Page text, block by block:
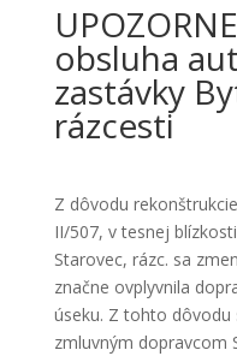
obsluha
zastávky
rázcesti
Z dôvodu
II/507, v tesnej
Starovec, rázc. sa
značne ovplyvnila
úseku. Z tohto dôvodu
zmluvným dopravcom